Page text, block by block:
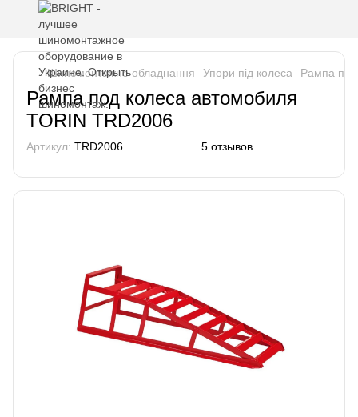
Шиномонтажне обладнання Упори під колеса Рампа
Рампа под колеса автомобиля
TORIN TRD2006
Артикул: TRD2006 5 отзывов